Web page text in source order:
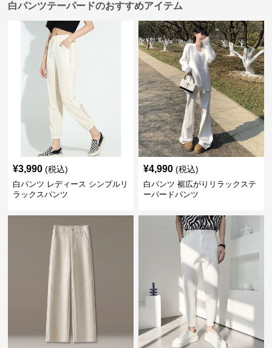
白パンツテーパードのおすすめアイテム
¥3,990 (税込)
白パンツ レディース シンプルリ
ラックスパンツ
¥4,990 (税込)
白パンツ 裾広がりリラックステ
ーパードパンツ